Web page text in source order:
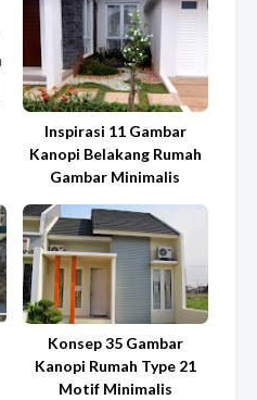
Inspirasi 11 Gambar
Kanopi Belakang Rumah
Gambar Minimalis
Konsep 35 Gambar
Kanopi Rumah Type 21
Motif Minimalis